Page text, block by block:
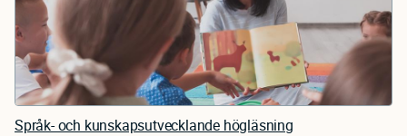
Språk- och kunskapsutvecklande högläsning